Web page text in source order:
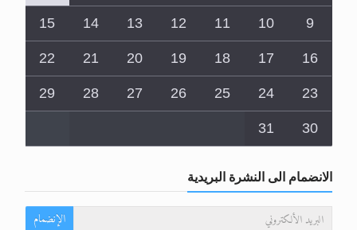
9
10
11
12
13
14
15
16
17
18
19
20
21
22
23
24
25
26
27
28
29
30
31
الانضمام الى النشرة البريدية
الإنضمام